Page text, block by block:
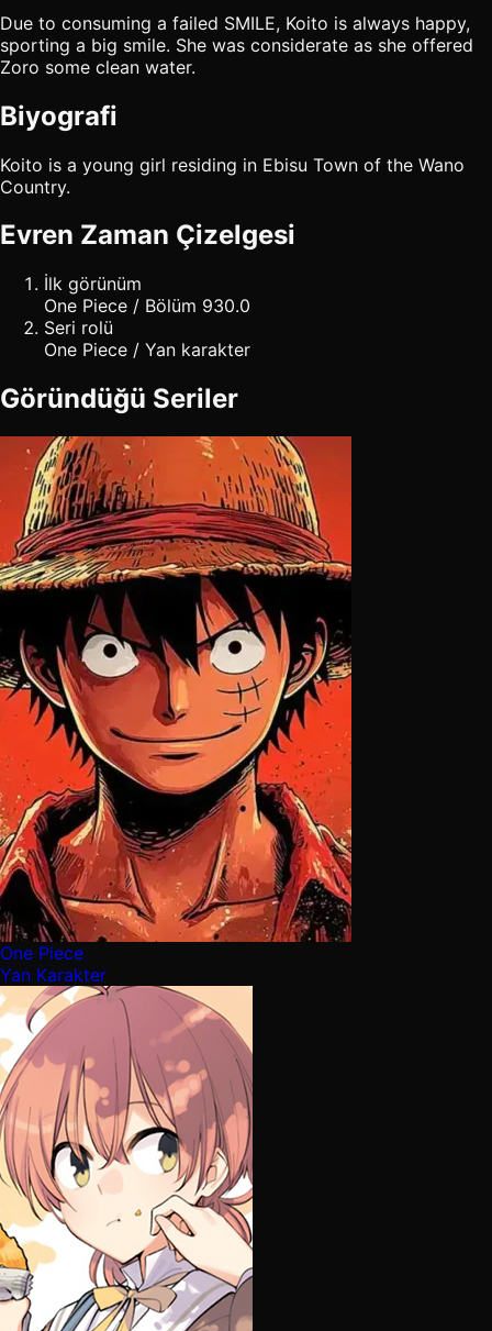
Due to consuming a failed SMILE, Koito is always happy,
sporting a big smile. She was considerate as she offered
Zoro some clean water.
Biyografi
Koito is a young girl residing in Ebisu Town of the Wano
Country.
Evren Zaman Çizelgesi
İlk görünüm
One Piece / Bölüm 930.0
Seri rolü
One Piece / Yan karakter
Göründüğü Seriler
One Piece
Yan Karakter